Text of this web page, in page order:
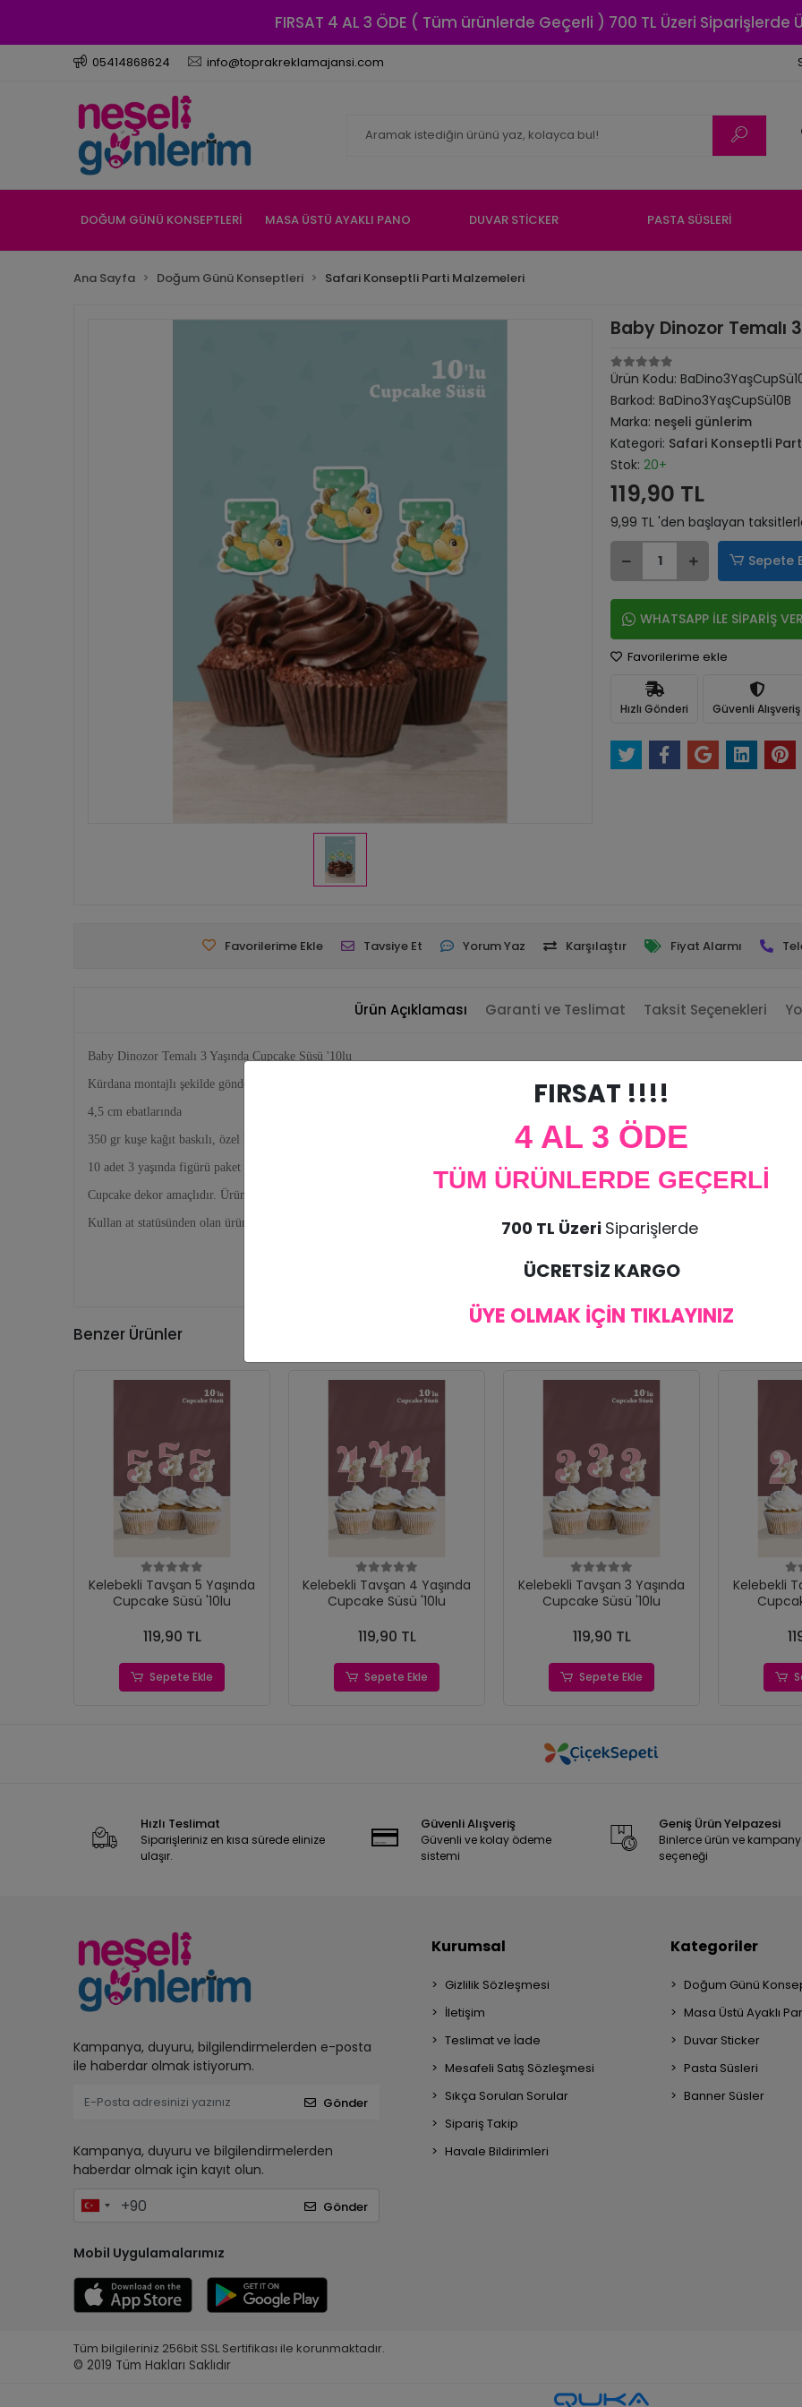
FIRSAT 4 AL 3 ÖDE ( Tüm ürünlerde Geçerli ) 700 TL Üzeri Siparişlerde
05414868624 info@toprakreklamajansi.com
DOĞUM GÜNÜ KONSEPTLERİ MASA ÜSTÜ AYAKLI PANO DUVAR STİCKER PASTA SÜSLERİ
Ana Sayfa Doğum Günü Konseptleri Safari Konseptli Parti Malzemeleri
Baby Dinozor Temalı
Ürün Kodu:
Barkod: BaDino3YaşCupSü10B
Marka: neşeli günlerim
Kategori: Safari Konseptli
Stok: 20+
119,90 TL
9,99 TL 'den başlayan
Sepete
WHATSAPP İLE SİPARİŞ VER
Favorilerime ekle
Hızlı Gönderi Güvenli Alışveriş
Favorilerime Ekle Tavsiye Et Yorum Yaz Karşılaştır Fiyat Alarmı
Ürün Açıklaması Garanti ve Teslimat Taksit Seçenekleri
Baby Dinozor Temalı 3 Yaşında Cupcake Süsü '10lu
Kürdana montajlı şekilde gönderilir.
4,5 cm ebatlarında
350 gr kuşe kağıt baskılı, özel kesim
10 adet 3 yaşında figürü paket halinde gönderilir.
Cupcake dekor amaçlıdır. Ürüne dahil değildir.
Kullan at statüsünden olan ürünler olduğundan ürün iadesi kabul edilmemektedir. Ürünün kargoda zarar görmesi halinde tekrar ürün
Benzer Ürünler
Kelebekli Tavşan 5 Yaşında
Cupcake Süsü '10lu
119,90 TL
Sepete Ekle
Kelebekli Tavşan 4 Yaşında
Cupcake Süsü '10lu
119,90 TL
Sepete Ekle
Kelebekli Tavşan 3 Yaşında
Cupcake Süsü '10lu
119,90 TL
Sepete Ekle
Kelebekli
Hızlı Teslimat
Siparişleriniz en kısa sürede elinize
ulaşır.
Güvenli Alışveriş
Güvenli ve kolay ödeme
sistemi
Geniş Ürün Yelpazesi
Binlerce ürün ve
seçeneği
Kampanya, duyuru, bilgilendirmelerden e-posta
ile haberdar olmak istiyorum.
Gönder
Kampanya, duyuru ve bilgilendirmelerden
haberdar olmak için kayıt olun.
Gönder
Mobil Uygulamalarımız
Kurumsal
Gizlilik Sözleşmesi
İletişim
Teslimat ve İade
Mesafeli Satış Sözleşmesi
Sıkça Sorulan Sorular
Sipariş Takip
Havale Bildirimleri
Kategoriler
Doğum Günü
Masa Üstü Ayaklı
Duvar Sticker
Pasta Süsleri
Banner Süsler
Tüm bilgileriniz 256bit SSL Sertifikası ile korunmaktadır.
© 2019 Tüm Hakları Saklıdır
FIRSAT !!!!
4 AL 3 ÖDE
TÜM ÜRÜNLERDE GEÇERLİ
700 TL Üzeri Siparişlerde
ÜCRETSİZ KARGO
ÜYE OLMAK İÇİN TIKLAYINIZ